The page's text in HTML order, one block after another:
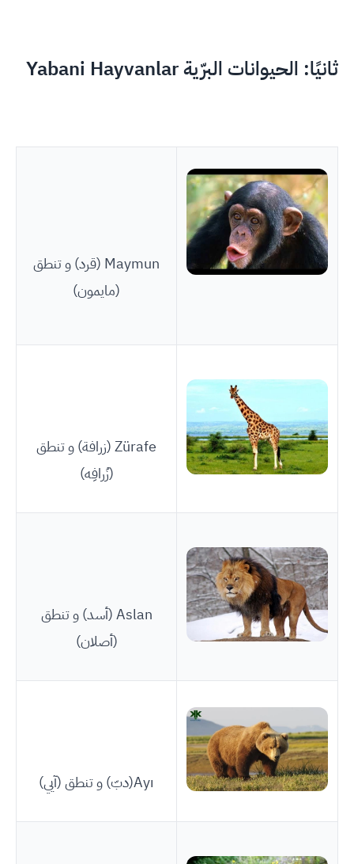
ثانيًا: الحيوانات البرّية Yabani Hayvanlar
Maymun (قرد) و تنطق
(مايمون)
Zürafe (زرافة) و تنطق
(زُرافِه)
Aslan (أسد) و تنطق
(أصلان)
Ayı(دبّ) و تنطق (آيي)